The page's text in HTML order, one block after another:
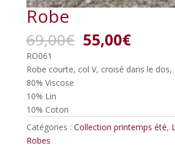
Robe
69,00€ Le
prix
initial
était :
55,00€Le
prix
actuel
est :
RO061
Robe courte, col V, croisé dans le dos,
80% Viscose
10% Lin
10% Coton
Catégories : Collection printemps été,
Robes